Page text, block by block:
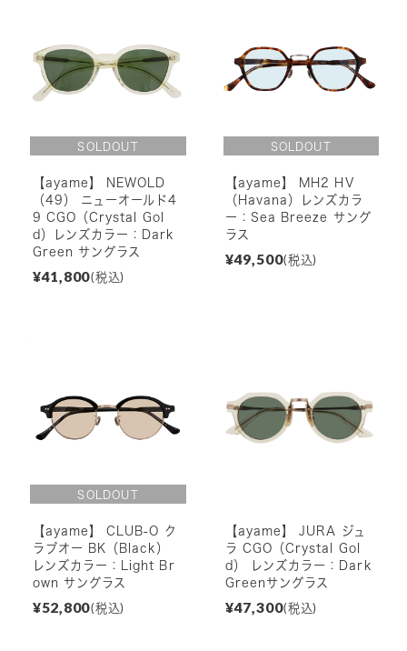
【ayame】 NEWOLD
（49） ニューオールド4
9 CGO（Crystal Gol
d）レンズカラー：Dark
Green サングラス
¥41,800(税込)
【ayame】 MH2 HV
（Havana）レンズカラ
ー：Sea Breeze サング
ラス
¥49,500(税込)
【ayame】 CLUB-O ク
ラブオー BK（Black）
レンズカラー：Light Br
own サングラス
¥52,800(税込)
【ayame】 JURA ジュ
ラ CGO（Crystal Gol
d） レンズカラー：Dark
Greenサングラス
¥47,300(税込)